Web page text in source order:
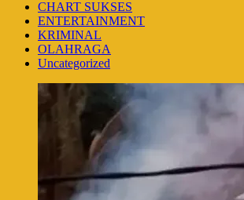
CHART SUKSES
ENTERTAINMENT
KRIMINAL
OLAHRAGA
Uncategorized